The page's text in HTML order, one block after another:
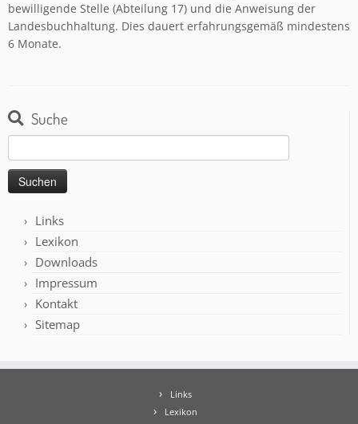
bewilligende Stelle (Abteilung 17) und die Anweisung der
Landesbuchhaltung. Dies dauert erfahrungsgemäß mindestens
6 Monate.
Suche
nach:
Links
Lexikon
Downloads
Impressum
Kontakt
Sitemap
Links
Lexikon